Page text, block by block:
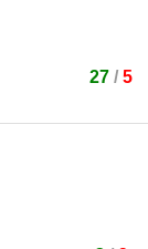
27 / 5